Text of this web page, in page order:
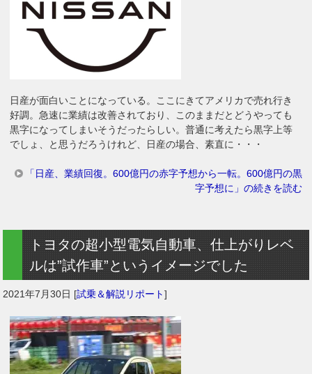
日産が面白いことになっている。ここにきてアメリカで売れ行き
好調。急速に業績は改善されており、このままだとどうやっても
黒字になってしまいそうだったらしい。普通に考えたら黒字上等
でしょ、と思うだろうけれど、日産の場合、素直に・・・
「日産、業績回復。600億円の赤字予想から一転。600億円の黒
字予想に」の続きを読む
トヨタの超小型電気自動車、仕上がりレベ
ルは”試作車”というイメージでした
2021年7月30日 [試乗＆解説リポート]